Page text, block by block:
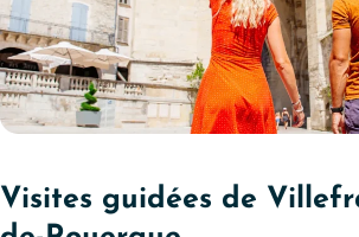
Visites guidées de